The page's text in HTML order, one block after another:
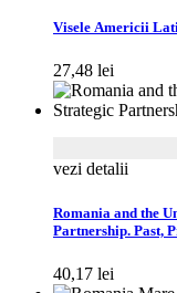
Visele Americii
27,48 lei
vezi detalii
Romania and the
Partnership. Past,
40,17 lei